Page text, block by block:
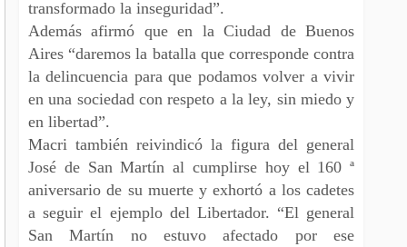
transformado la inseguridad”.
Además afirmó que en la Ciudad de Buenos
Aires “daremos la batalla que corresponde contra
la delincuencia para que podamos volver a vivir
en una sociedad con respeto a la ley, sin miedo y
en libertad”.
Macri también reivindicó la figura del general
José de San Martín al cumplirse hoy el 160 ª
aniversario de su muerte y exhortó a los cadetes
a seguir el ejemplo del Libertador. “El general
San Martín no estuvo afectado por ese